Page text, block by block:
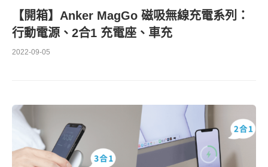
【開箱】Anker MagGo 磁吸無線充電系列：
行動電源、2合1 充電座、車充
2022-09-05